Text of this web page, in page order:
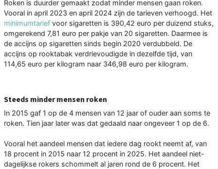
Roken is duurder gemaakt zodat minder mensen gaan roken.
Vooral in april 2023 en april 2024 zijn de tarieven verhoogd. Het
minimumtarief voor sigaretten is 390,42 euro per duizend stuks,
omgerekend 7,81 euro per pakje van 20 sigaretten. Daarmee is
de accijns op sigaretten sinds begin 2020 verdubbeld. De
accijns op rooktabak verdrievoudigde in dezelfde tijd, van
114,65 euro per kilogram naar 346,98 euro per kilogram.
Steeds minder mensen roken
In 2015 gaf 1 op de 4 mensen van 12 jaar of ouder aan soms te
roken. Tien jaar later was dat gedaald naar ongeveer 1 op de 6.
Vooral het aandeel mensen dat iedere dag rookt neemt af, van
18 procent in 2015 naar 12 procent in 2025. Het aandeel niet-
dagelijkse rokers schommelt al jaren rond de 6 procent. Het